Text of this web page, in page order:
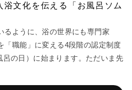
浴文化を伝える「お風呂ソム
るように、浴の世界にも専門家
「職能」に変える4段階の認定制度
呂の日）に始まります。ただいま先